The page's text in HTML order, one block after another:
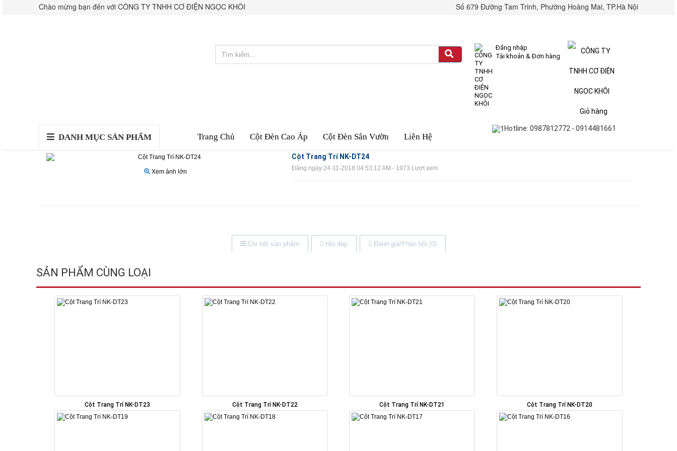
Chào mừng bạn đến với CÔNG TY TNHH CƠ ĐIỆN NGỌC KHÔI Số 679 Đường Tam Trinh, Phường Hoàng Mai, TP.Hà Nội
Đăng nhập
Tài khoản & Đơn hàng
Giỏ hàng
DANH MỤC SẢN PHẨM Trang Chủ Cột Đèn Cao Áp Cột Đèn Sân Vườn Liên Hệ
Hotline: 0987812772 - 0914481661
Xem ảnh lớn
Cột Trang Trí NK-DT24
Đăng ngày 24-11-2018 04:53:12 AM - 1973 Lượt xem
Chi tiết sản phẩm Hỏi đáp Đánh giá/Phản hồi (0)
SẢN PHẨM CÙNG LOẠI
Cột Trang Trí NK-DT23 Cột Trang Trí NK-DT22 Cột Trang Trí NK-DT21 Cột Trang Trí NK-DT20